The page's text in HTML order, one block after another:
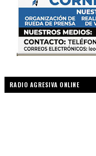
RADIO AGRESIVA ONLINE